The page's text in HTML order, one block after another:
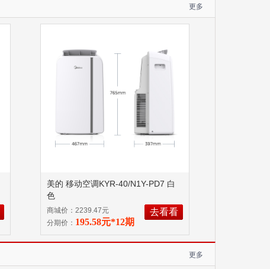
更多
美的 移动空调KYR-40/N1Y-PD7 白
色
商城价：2239.47元
分期价： 195.58元*12期
去看看
更多